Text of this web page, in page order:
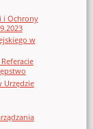
i Ochrony
w
Urzędzie